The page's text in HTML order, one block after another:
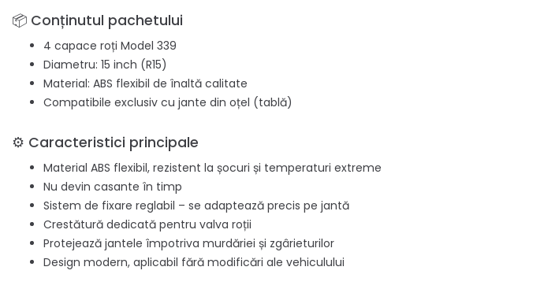
📦 Conținutul pachetului
4 capace roți Model 339
Diametru: 15 inch (R15)
Material: ABS flexibil de înaltă calitate
Compatibile exclusiv cu jante din oțel (tablă)
⚙️ Caracteristici principale
Material ABS flexibil, rezistent la șocuri și temperaturi extreme
Nu devin casante în timp
Sistem de fixare reglabil – se adaptează precis pe jantă
Crestătură dedicată pentru valva roții
Protejează jantele împotriva murdăriei și zgârieturilor
Design modern, aplicabil fără modificări ale vehiculului